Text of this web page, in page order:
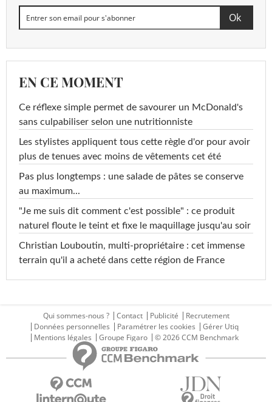
EN CE MOMENT
Ce réflexe simple permet de savourer un McDonald's
sans culpabiliser selon une nutritionniste
Les stylistes appliquent tous cette règle d'or pour avoir
plus de tenues avec moins de vêtements cet été
Pas plus longtemps : une salade de pâtes se conserve
au maximum...
"Je me suis dit comment c'est possible" : ce produit
naturel floute le teint et fixe le maquillage jusqu'au soir
Christian Louboutin, multi-propriétaire : cet immense
terrain qu'il a acheté dans cette région de France
Qui sommes-nous ? Contact Publicité
Recrutement
Données personnelles
Paramétrer les cookies
Gérer Utiq
Mentions légales
Groupe Figaro © 2026 CCM Benchmark